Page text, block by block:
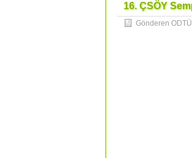
16. ÇSÖY
Gönderen